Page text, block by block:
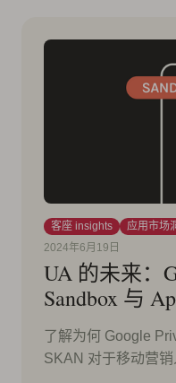
客座 insights
应用市场
2024年6月19日
UA 的未来：
Sandbox 与
了解为何 Google
SKAN 对于移动营销